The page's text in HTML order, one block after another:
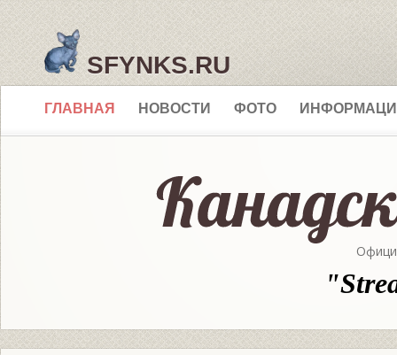
SFYNKS.RU
ГЛАВНАЯ НОВОСТИ ФОТО